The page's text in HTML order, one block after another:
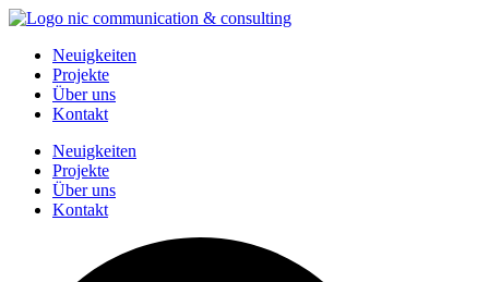
Zum
springenNeuigkeiten
Projekte
Über uns
Kontakt
Neuigkeiten
Projekte
Über uns
Kontakt